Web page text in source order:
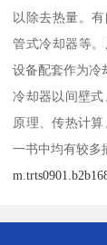
以除去热量。
管式冷却器等
设备配套作为冷
冷却器以间壁
原理、传热计
一书中均有较多